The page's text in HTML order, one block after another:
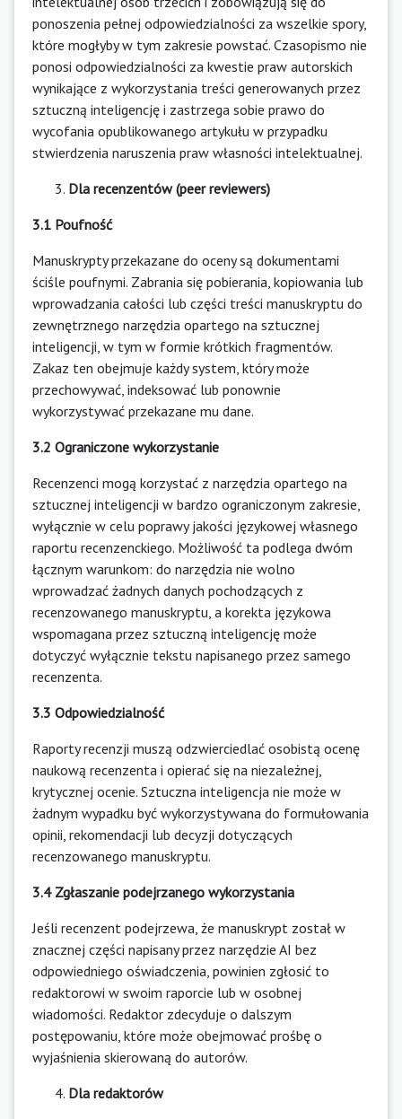
ponoszenia pełnej odpowiedzialności za wszelkie spory,
które mogłyby w tym zakresie powstać. Czasopismo nie
ponosi odpowiedzialności za kwestie praw autorskich
wynikające z wykorzystania treści generowanych przez
sztuczną inteligencję i zastrzega sobie prawo do
wycofania opublikowanego artykułu w przypadku
stwierdzenia naruszenia praw własności intelektualnej.
Dla recenzentów (peer reviewers)
3.1 Poufność
Manuskrypty przekazane do oceny są dokumentami
ściśle poufnymi. Zabrania się pobierania, kopiowania lub
wprowadzania całości lub części treści manuskryptu do
zewnętrznego narzędzia opartego na sztucznej
inteligencji, w tym w formie krótkich fragmentów.
Zakaz ten obejmuje każdy system, który może
przechowywać, indeksować lub ponownie
wykorzystywać przekazane mu dane.
3.2 Ograniczone wykorzystanie
Recenzenci mogą korzystać z narzędzia opartego na
sztucznej inteligencji w bardzo ograniczonym zakresie,
wyłącznie w celu poprawy jakości językowej własnego
raportu recenzenckiego. Możliwość ta podlega dwóm
łącznym warunkom: do narzędzia nie wolno
wprowadzać żadnych danych pochodzących z
recenzowanego manuskryptu, a korekta językowa
wspomagana przez sztuczną inteligencję może
dotyczyć wyłącznie tekstu napisanego przez samego
recenzenta.
3.3 Odpowiedzialność
Raporty recenzji muszą odzwierciedlać osobistą ocenę
naukową recenzenta i opierać się na niezależnej,
krytycznej ocenie. Sztuczna inteligencja nie może w
żadnym wypadku być wykorzystywana do formułowania
opinii, rekomendacji lub decyzji dotyczących
recenzowanego manuskryptu.
3.4 Zgłaszanie podejrzanego wykorzystania
Jeśli recenzent podejrzewa, że manuskrypt został w
znacznej części napisany przez narzędzie AI bez
odpowiedniego oświadczenia, powinien zgłosić to
redaktorowi w swoim raporcie lub w osobnej
wiadomości. Redaktor zdecyduje o dalszym
postępowaniu, które może obejmować prośbę o
wyjaśnienia skierowaną do autorów.
Dla redaktorów